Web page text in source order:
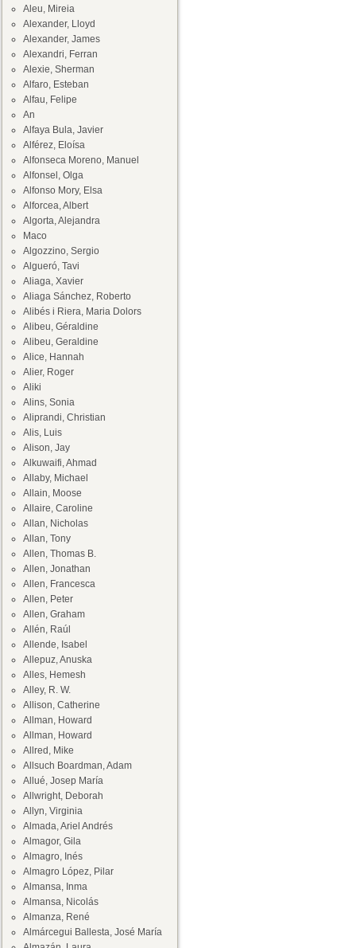
Aleu, Mireia
Alexander, Lloyd
Alexander, James
Alexandri, Ferran
Alexie, Sherman
Alfaro, Esteban
Alfau, Felipe
An
Alfaya Bula, Javier
Alférez, Eloísa
Alfonseca Moreno, Manuel
Alfonsel, Olga
Alfonso Mory, Elsa
Alforcea, Albert
Algorta, Alejandra
Maco
Algozzino, Sergio
Algueró, Tavi
Aliaga, Xavier
Aliaga Sánchez, Roberto
Alibés i Riera, Maria Dolors
Alibeu, Géraldine
Alibeu, Geraldine
Alice, Hannah
Alier, Roger
Aliki
Alins, Sonia
Aliprandi, Christian
Alis, Luis
Alison, Jay
Alkuwaifi, Ahmad
Allaby, Michael
Allain, Moose
Allaire, Caroline
Allan, Nicholas
Allan, Tony
Allen, Thomas B.
Allen, Jonathan
Allen, Francesca
Allen, Peter
Allen, Graham
Allén, Raúl
Allende, Isabel
Allepuz, Anuska
Alles, Hemesh
Alley, R. W.
Allison, Catherine
Allman, Howard
Allman, Howard
Allred, Mike
Allsuch Boardman, Adam
Allué, Josep María
Allwright, Deborah
Allyn, Virginia
Almada, Ariel Andrés
Almagor, Gila
Almagro, Inés
Almagro López, Pilar
Almansa, Inma
Almansa, Nicolás
Almanza, René
Almárcegui Ballesta, José María